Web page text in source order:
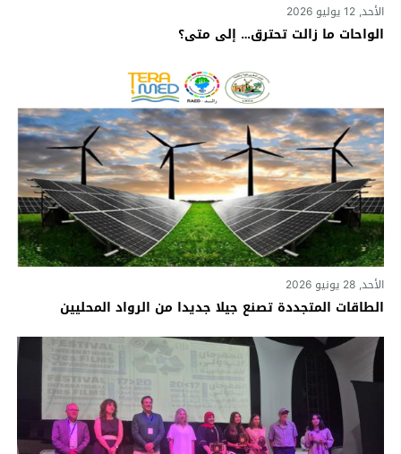
الأحد, 12 يوليو 2026
الواحات ما زالت تحترق… إلى متى؟
الأحد, 28 يونيو 2026
الطاقات المتجددة تصنع جيلا جديدا من الرواد المحليين